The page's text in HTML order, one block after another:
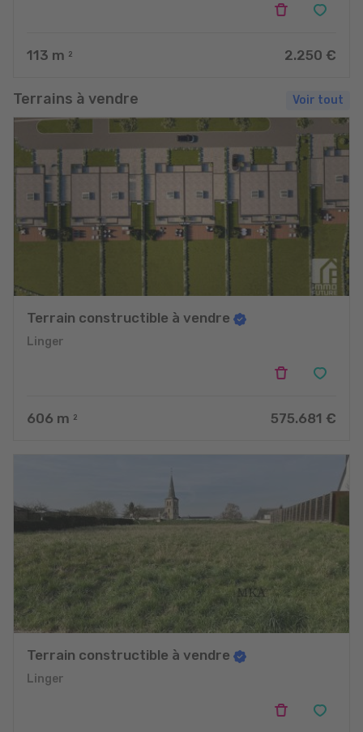
113 m 2 2.250 €
Terrains à vendre Voir tout
Terrain constructible à vendre
Linger
606 m 2 575.681 €
Terrain constructible à vendre
Linger